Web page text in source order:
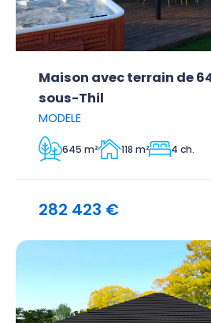
Maison avec terrain de
sous-Thil
MODELE
645 m² 118 m² 4 ch.
282 423 €